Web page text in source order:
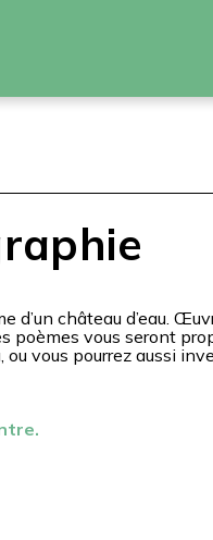
d’un château d’eau.
poèmes vous seront
ou vous pourrez aussi